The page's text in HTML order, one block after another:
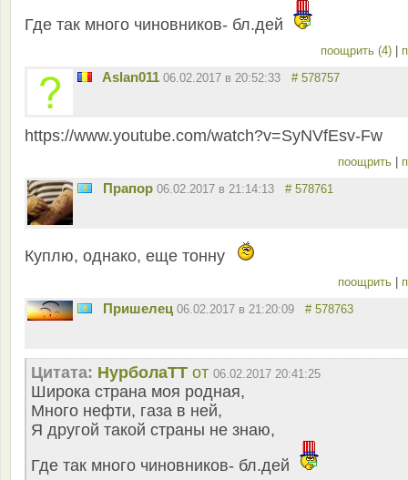
Где так много чиновников- бл.дей
поощрить (4)
Aslan011 06.02.2017 в 20:52:33 # 578757
https://www.youtube.com/watch?v=SyNVfEsv-Fw
поощрить
Прапор 06.02.2017 в 21:14:13 # 578761
Куплю, однако, еще тонну
поощрить
Пришелец 06.02.2017 в 21:20:09 # 578763
Цитата: НурболаТТ от 06.02.2017 20:41:25
Широка страна моя родная,
Много нефти, газа в ней,
Я другой такой страны не знаю,
Где так много чиновников- бл.дей